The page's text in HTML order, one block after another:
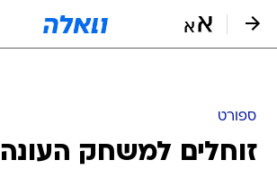
ספורט
זוחלים למשחק העונה